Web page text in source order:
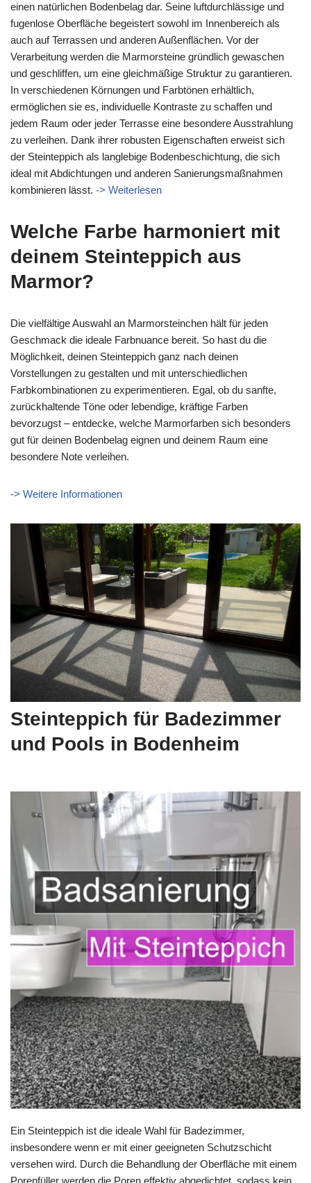
einen natürlichen Bodenbelag dar. Seine luftdurchlässige und
fugenlose Oberfläche begeistert sowohl im Innenbereich als
auch auf Terrassen und anderen Außenflächen. Vor der
Verarbeitung werden die Marmorsteine gründlich gewaschen
und geschliffen, um eine gleichmäßige Struktur zu garantieren.
In verschiedenen Körnungen und Farbtönen erhältlich,
ermöglichen sie es, individuelle Kontraste zu schaffen und
jedem Raum oder jeder Terrasse eine besondere Ausstrahlung
zu verleihen. Dank ihrer robusten Eigenschaften erweist sich
der Steinteppich als langlebige Bodenbeschichtung, die sich
ideal mit Abdichtungen und anderen Sanierungsmaßnahmen
kombinieren lässt. -> Weiterlesen
Welche Farbe harmoniert mit
deinem Steinteppich aus
Marmor?
Die vielfältige Auswahl an Marmorsteinchen hält für jeden
Geschmack die ideale Farbnuance bereit. So hast du die
Möglichkeit, deinen Steinteppich ganz nach deinen
Vorstellungen zu gestalten und mit unterschiedlichen
Farbkombinationen zu experimentieren. Egal, ob du sanfte,
zurückhaltende Töne oder lebendige, kräftige Farben
bevorzugst – entdecke, welche Marmorfarben sich besonders
gut für deinen Bodenbelag eignen und deinem Raum eine
besondere Note verleihen.
-> Weitere Informationen
Steinteppich für Badezimmer
und Pools in Bodenheim
Ein Steinteppich ist die ideale Wahl für Badezimmer,
insbesondere wenn er mit einer geeigneten Schutzschicht
versehen wird. Durch die Behandlung der Oberfläche mit einem